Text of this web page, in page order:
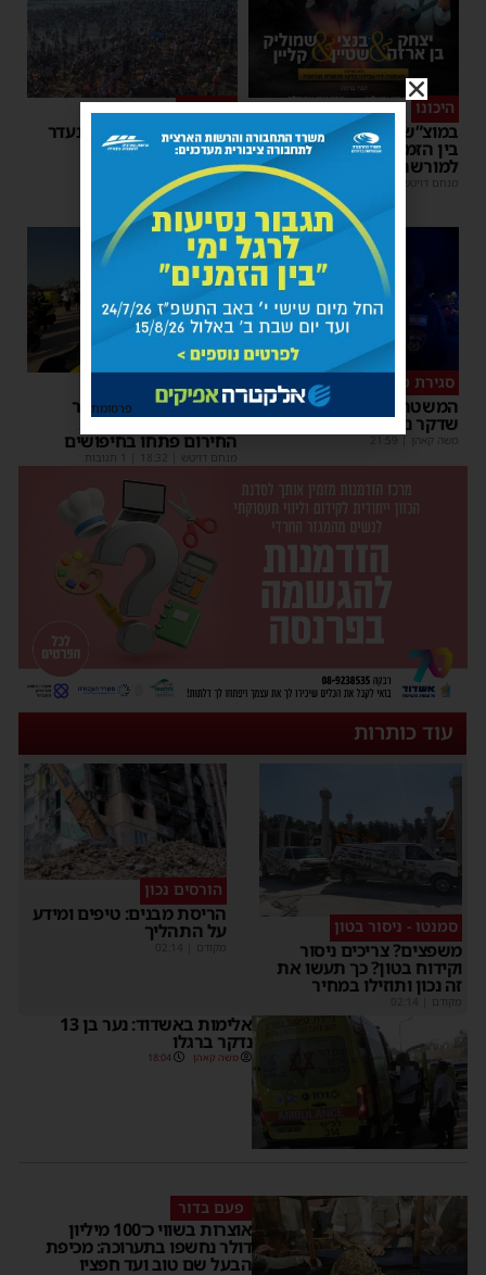
היכונו
במוצ”ש הקרוב: מופע סיום
בין הזמנים של 'המרכז
למורשת' ו'מהות'
מנחם דויטש
סוף טוב
אותר בחור הישיבה שנעדר
בחוף הנפרד באשדוד
מנחם דויטש
סגירת מעגל מהירה
המשטרה עצרה קטין בחשד
שדקר נער באשדוד
משה קאהן
בחור ישיבה בן 15 נעדר
מהחוף הנפרד – כוחות
החירום פתחו בחיפושים
מנחם דויטש 18:32
עוד כותרות
סמנטו - ניסור בטון
משפצים? צריכים ניסור
וקידוח בטון? כך תעשו את
זה נכון ותוזילו במחיר
מקודם
הורסים נכון
הריסת מבנים: טיפים ומידע
על התהליך
מקודם
אלימות באשדוד: נער בן 13
נדקר ברגלו
משה קאהן 18:04
פעם בדור
אוצרות בשווי כ־100 מיליון
דולר נחשפו בתערוכה: מכיפת
הבעל שם טוב ועד חפציו
פרסומת